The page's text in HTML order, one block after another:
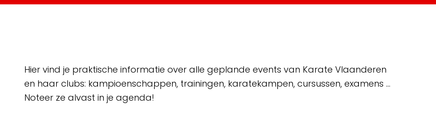
Hier vind je praktische informatie over alle geplande events van Karate Vlaanderen
en haar clubs: kampioenschappen, trainingen, karatekampen, cursussen, examens …
Noteer ze alvast in je agenda!